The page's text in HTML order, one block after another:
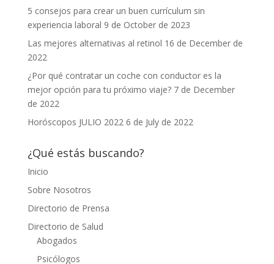
5 consejos para crear un buen currículum sin
experiencia laboral 9 de October de 2023
Las mejores alternativas al retinol 16 de December de
2022
¿Por qué contratar un coche con conductor es la
mejor opción para tu próximo viaje? 7 de December
de 2022
Horóscopos JULIO 2022 6 de July de 2022
¿Qué estás buscando?
Inicio
Sobre Nosotros
Directorio de Prensa
Directorio de Salud
Abogados
Psicólogos